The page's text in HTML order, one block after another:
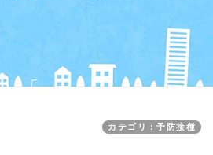
カテゴリ：予防接種